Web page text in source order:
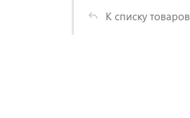
К списку товаров